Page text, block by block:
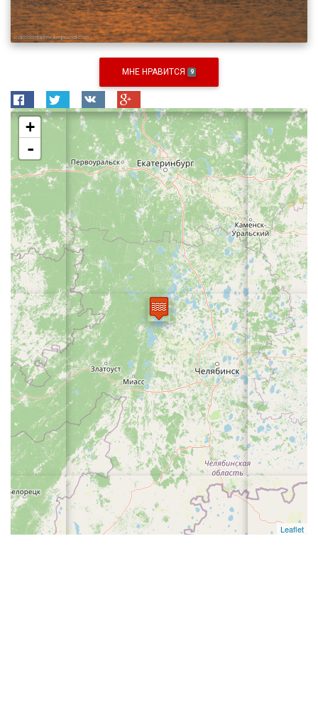
МНЕ НРАВИТСЯ 9
+
-
Leaflet